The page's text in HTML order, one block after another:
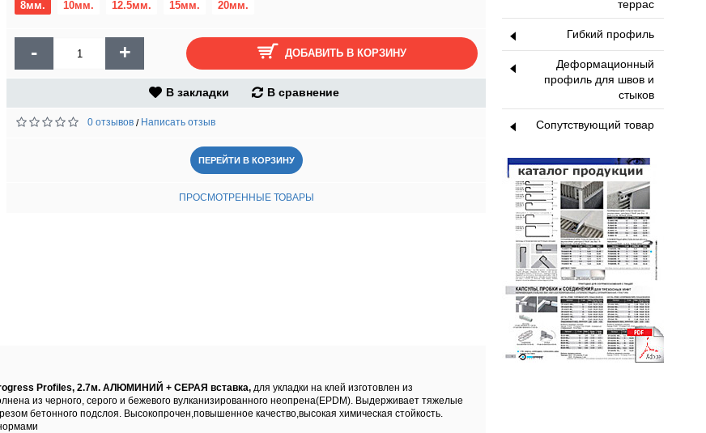
террас
Гибкий профиль
Деформационный
профиль для швов и
стыков
Сопутствующий товар
8мм.
10мм. 12.5мм. 15мм. 20мм.
- + ДОБАВИТЬ В КОРЗИНУ
В закладки В сравнение
0 отзывов / Написать отзыв
ПЕРЕЙТИ В КОРЗИНУ
ПРОСМОТРЕННЫЕ ТОВАРЫ
Profiles, 2.7м. АЛЮМИНИЙ + СЕРАЯ вставка, для укладки на клей изготовлен из
из черного, серого и бежевого вулканизированного неопрена(EPDM). Выдерживает тяжелые
бетонного подслоя. Высокопрочен,повышенное качество,высокая химическая стойкость.